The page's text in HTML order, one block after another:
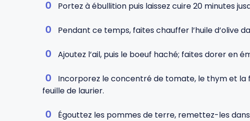
Portez à ébullition puis laissez cuire 20 minutes
Pendant ce temps, faites chauffer l’huile d’olive
Ajoutez l’ail, puis le boeuf haché; faites dorer en
Incorporez le concentré de tomate, le thym et la
feuille de laurier.
Égouttez les pommes de terre, remettez-les